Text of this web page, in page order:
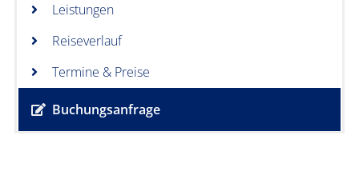
Leistungen
Reiseverlauf
Termine & Preise
Buchungsanfrage